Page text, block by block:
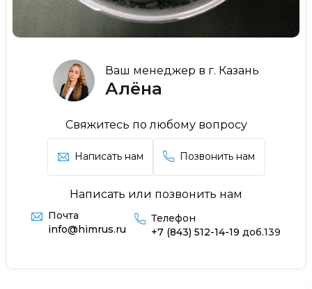
Ваш менеджер в г. Казань
Алёна
Свяжитесь по любому вопросу
Написать нам Позвонить нам
Написать или позвонить нам
Почта
info@himrus.ru
Телефон
+7 (843) 512-14-19 доб.139